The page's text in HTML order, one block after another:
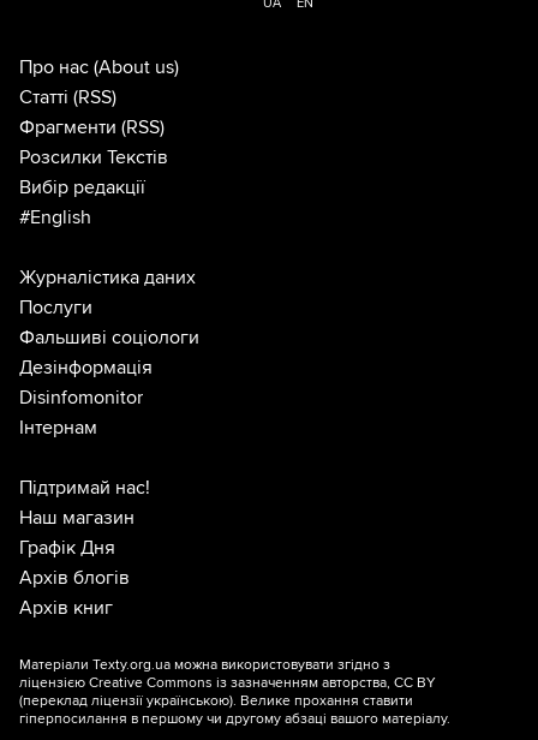
Про нас (About us)
Статті (RSS)
Фрагменти (RSS)
Розсилки Текстів
Вибір редакції
#English
Журналістика даних
Послуги
Фальшиві соціологи
Дезінформація
Disinfomonitor
Інтернам
Підтримай нас!
Наш магазин
Графік Дня
Архів блогів
Архів книг
Матеріали Texty.org.ua можна використовувати згідно з
ліцензією Creative Commons із зазначенням авторства, CC BY
(переклад ліцензії українською). Велике прохання ставити
гіперпосилання в першому чи другому абзаці вашого матеріалу.